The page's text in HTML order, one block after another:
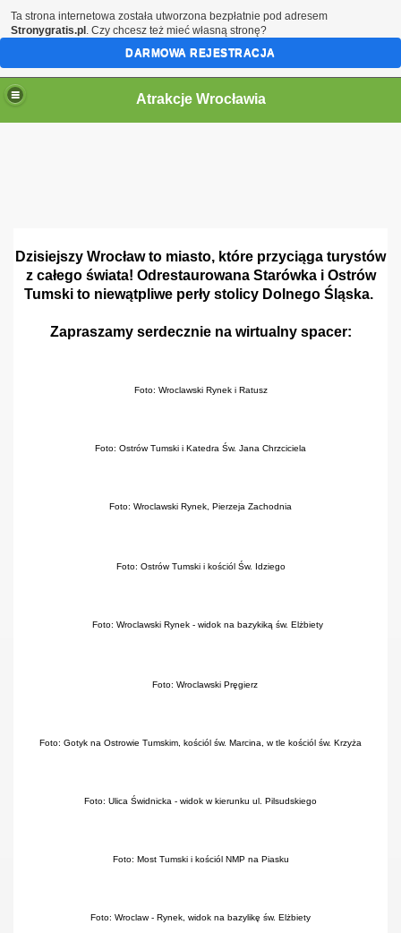
Atrakcje Wrocławia
Dzisiejszy Wrocław to miasto, które przyciąga turystów
z całego świata! Odrestaurowana Starówka i Ostrów
Tumski to niewątpliwe perły stolicy Dolnego Śląska.
Zapraszamy serdecznie na wirtualny spacer:
Foto: Wroclawski Rynek i Ratusz
Foto: Ostrów Tumski i Katedra Św. Jana Chrzciciela
Foto: Wroclawski Rynek, Pierzeja Zachodnia
Foto: Ostrów Tumski i kościól Św. Idziego
Foto: Wroclawski Rynek - widok na bazykiką św. Elżbiety
Foto: Wroclawski Pręgierz
Foto: Gotyk na Ostrowie Tumskim, kościól św. Marcina, w tle kościól św. Krzyża
Foto: Ulica Świdnicka - widok w kierunku ul. Pilsudskiego
Foto: Most Tumski i kościól NMP na Piasku
Foto: Wroclaw - Rynek, widok na bazylikę św. Elżbiety
Ta strona internetowa została utworzona bezpłatnie pod adresem
Stronygratis.pl . Czy chcesz też mieć własną stronę?
DARMOWA REJESTRACJA